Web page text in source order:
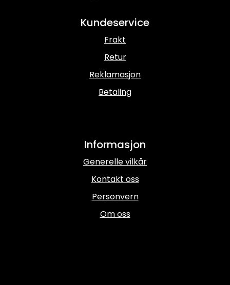
Kundeservice
Frakt
Retur
Reklamasjon
Betaling
Informasjon
Generelle vilkår
Kontakt oss
Personvern
Om oss